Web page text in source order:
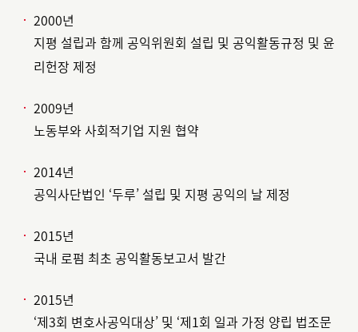
2000년
지평 설립과 함께 공익위원회 설립 및 공익활동규정 및 윤
리헌장 제정
2009년
노동부와 사회적기업 지원 협약
2014년
공익사단법인 ‘두루’ 설립 및 지평 공익의 날 제정
2015년
국내 로펌 최초 공익활동보고서 발간
2015년
‘제3회 변호사공익대상’ 및 ‘제1회 일과 가정 양립 법조문